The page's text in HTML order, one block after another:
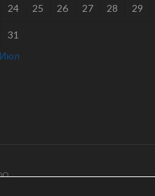
24 25 26 27 28 29
31
Июл